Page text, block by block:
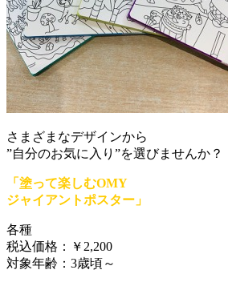
さまざまなデザインから
”自分のお気に入り”を選びませんか？
「塗って楽しむOMY
ジャイアントポスター」
各種
税込価格：￥2,200
対象年齢：3歳頃～